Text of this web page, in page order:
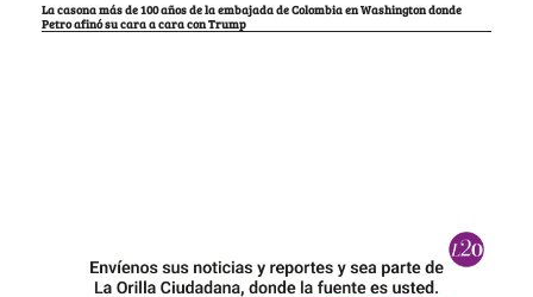
La casona más de 100 años de la embajada de Colombia en Washington donde
Petro afinó su cara a cara con Trump